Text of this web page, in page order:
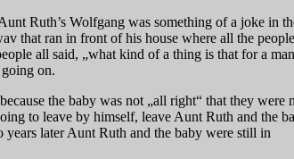
Ruth’s Wolfgang was something of a joke in
that ran in front of his house where all the
all said, „what kind of a thing is that for a
on.
the baby was not „all right“ that they
to leave by himself, leave Aunt Ruth and the
years later Aunt Ruth and the baby were still in